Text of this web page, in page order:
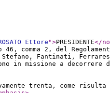
Ettore ">PRESIDENTE</
comma 2, del
Fantinati,
in missione a decorrere
trenta, come